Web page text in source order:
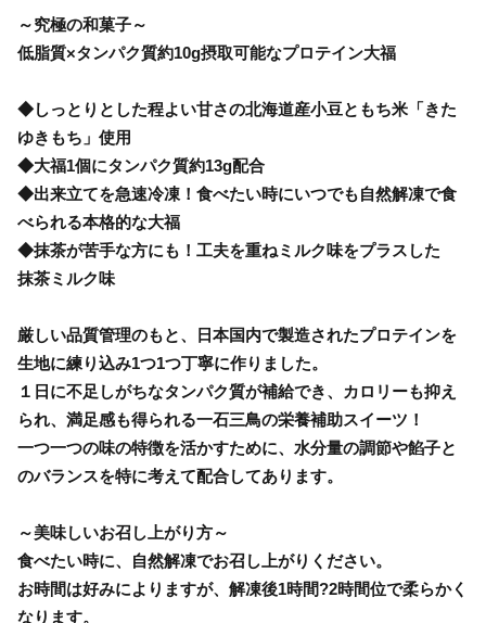
～究極の和菓子～
低脂質×タンパク質約10g摂取可能なプロテイン大福
◆しっとりとした程よい甘さの北海道産小豆ともち米「きた
ゆきもち」使用
◆大福1個にタンパク質約13g配合
◆出来立てを急速冷凍！食べたい時にいつでも自然解凍で食
べられる本格的な大福
◆抹茶が苦手な方にも！工夫を重ねミルク味をプラスした
抹茶ミルク味
厳しい品質管理のもと、日本国内で製造されたプロテインを
生地に練り込み1つ1つ丁寧に作りました。
１日に不足しがちなタンパク質が補給でき、カロリーも抑え
られ、満足感も得られる一石三鳥の栄養補助スイーツ！
一つ一つの味の特徴を活かすために、水分量の調節や餡子と
のバランスを特に考えて配合してあります。
～美味しいお召し上がり方～
食べたい時に、自然解凍でお召し上がりください。
お時間は好みによりますが、解凍後1時間?2時間位で柔らかく
なります。